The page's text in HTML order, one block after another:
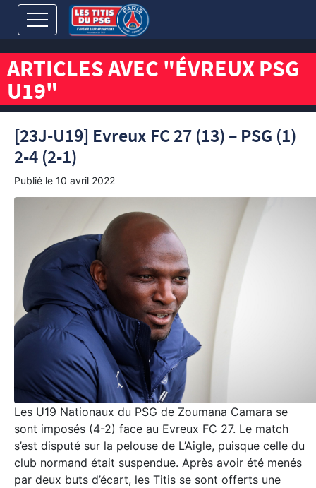
ARTICLES AVEC "ÉVREUX PSG
U19"
[23J-U19] Evreux FC 27 (13) – PSG (1)
2-4 (2-1)
Publié le 10 avril 2022
Les U19 Nationaux du PSG de Zoumana Camara se
sont imposés (4-2) face au Evreux FC 27. Le match
s’est disputé sur la pelouse de L’Aigle, puisque celle du
club normand était suspendue. Après avoir été menés
par deux buts d’écart, les Titis se sont offerts une